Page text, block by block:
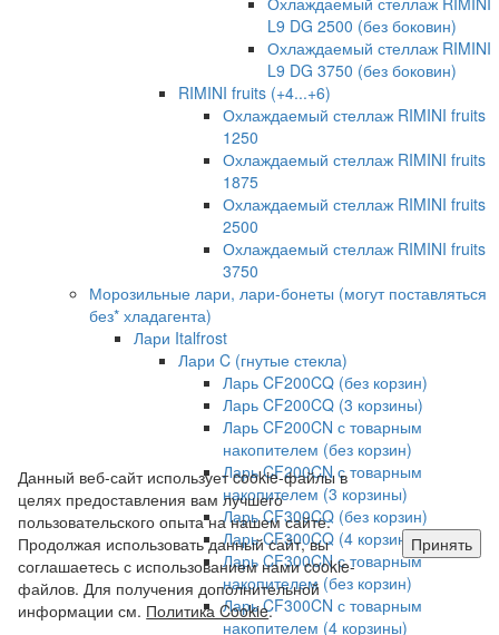
L9 DG 2500 (без боковин)
Охлаждаемый стеллаж RIMINI
L9 DG 3750 (без боковин)
RIMINI fruits (+4...+6)
Охлаждаемый стеллаж RIMINI fruits
1250
Охлаждаемый стеллаж RIMINI fruits
1875
Охлаждаемый стеллаж RIMINI fruits
2500
Охлаждаемый стеллаж RIMINI fruits
3750
Морозильные лари, лари-бонеты (могут поставляться
без* хладагента)
Лари Italfrost
Лари C (гнутые стекла)
Ларь CF200CQ (без корзин)
Ларь CF200CQ (3 корзины)
Ларь CF200CN с товарным
накопителем (без корзин)
Ларь CF200CN с товарным
накопителем (3 корзины)
Ларь CF300CQ (без корзин)
Ларь CF300CQ (4 корзины)
Ларь CF300CN с товарным
накопителем (без корзин)
Ларь CF300CN с товарным
накопителем (4 корзины)
Данный веб-сайт использует cookie-файлы в
целях предоставления вам лучшего
пользовательского опыта на нашем сайте.
Продолжая использовать данный сайт, вы
соглашаетесь с использованием нами cookie-
файлов. Для получения дополнительной
информации см. Политика Cookie.
Принять